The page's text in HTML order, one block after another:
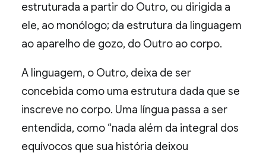
estruturada a partir do Outro, ou dirigida a
ele, ao monólogo; da estrutura da linguagem
ao aparelho de gozo, do Outro ao corpo.
A linguagem, o Outro, deixa de ser
concebida como uma estrutura dada que se
inscreve no corpo. Uma língua passa a ser
entendida, como “nada além da integral dos
equívocos que sua história deixou